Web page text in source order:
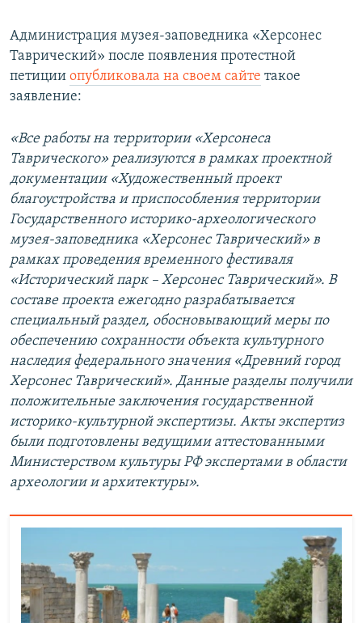
Администрация музея-заповедника «Херсонес
Таврический» после появления протестной
петиции опубликовала на своем сайте такое
заявление:
«Все работы на территории «Херсонеса
Таврического» реализуются в рамках проектной
документации «Художественный проект
благоустройства и приспособления территории
Государственного историко-археологического
музея-заповедника «Херсонес Таврический» в
рамках проведения временного фестиваля
«Исторический парк – Херсонес Таврический». В
составе проекта ежегодно разрабатывается
специальный раздел, обосновывающий меры по
обеспечению сохранности объекта культурного
наследия федерального значения «Древний город
Херсонес Таврический». Данные разделы получили
положительные заключения государственной
историко-культурной экспертизы. Акты экспертиз
были подготовлены ведущими аттестованными
Министерством культуры РФ экспертами в области
археологии и архитектуры».